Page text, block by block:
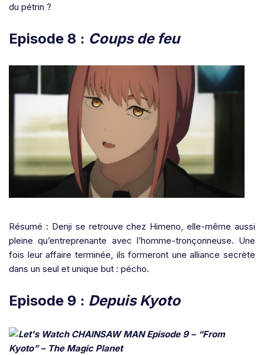
du pétrin ?
Episode 8 : Coups de feu
Résumé : Denji se retrouve chez Himeno, elle-même aussi
pleine qu’entreprenante avec l’homme-tronçonneuse. Une
fois leur affaire terminée, ils formeront une alliance secrète
dans un seul et unique but : pécho.
Episode 9 : Depuis Kyoto